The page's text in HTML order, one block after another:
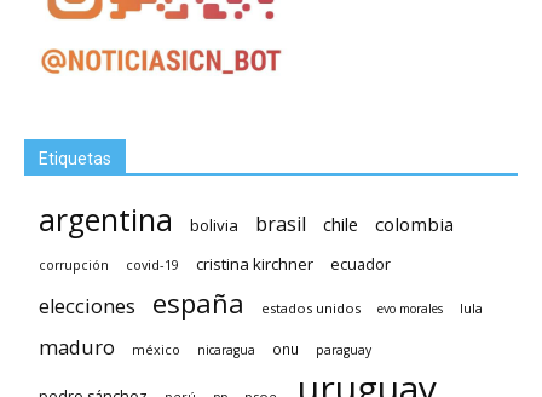
Etiquetas
argentina bolivia brasil chile colombia
corrupción covid-19 cristina kirchner ecuador
elecciones españa estados unidos evo morales lula
maduro méxico nicaragua onu paraguay